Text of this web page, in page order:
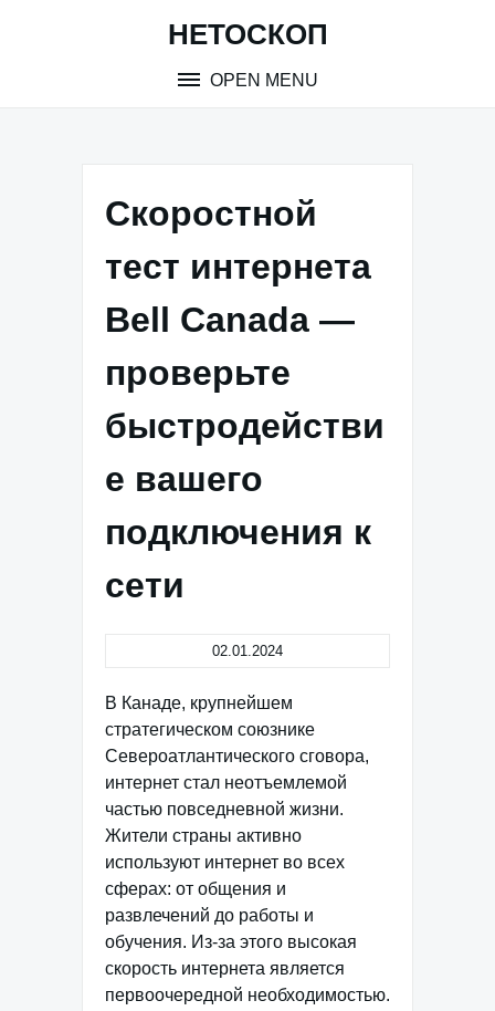
НЕТОСКОП
OPEN MENU
Скоростной
тест интернета
Bell Canada —
проверьте
быстродействи
е вашего
подключения к
сети
02.01.2024
В Канаде, крупнейшем
стратегическом союзнике
Североатлантического сговора,
интернет стал неотъемлемой
частью повседневной жизни.
Жители страны активно
используют интернет во всех
сферах: от общения и
развлечений до работы и
обучения. Из-за этого высокая
скорость интернета является
первоочередной необходимостью.